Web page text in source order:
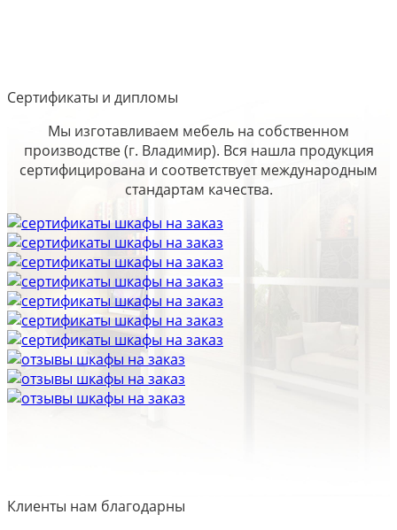
Сертификаты и дипломы
Мы изготавливаем мебель на собственном
производстве (г. Владимир). Вся нашла продукция
сертифицирована и соответствует международным
стандартам качества.
Клиенты нам благодарны